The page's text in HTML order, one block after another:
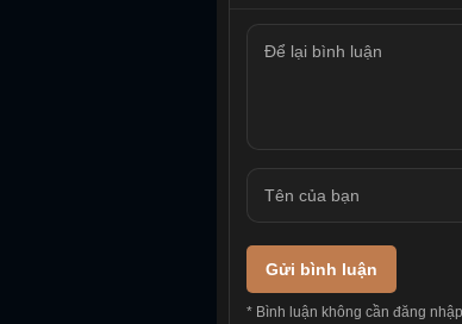
Gửi bình luận
* Bình luận không cần đăng